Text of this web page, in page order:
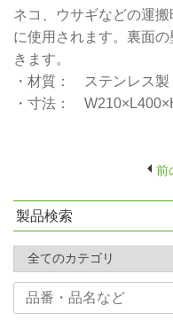
ネコ、ウサギなどの運
に使用されます。裏面
きます。
・材質： ステンレス製
・寸法：
前
製品検索